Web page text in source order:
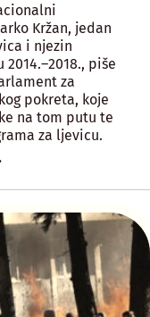
Kržan, jedan
i njezin
piše
za
pokreta, koje
na tom putu te
za ljevicu.